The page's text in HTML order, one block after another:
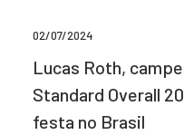
02/07/2024
Lucas Roth,
Standard Overall
festa no Brasil